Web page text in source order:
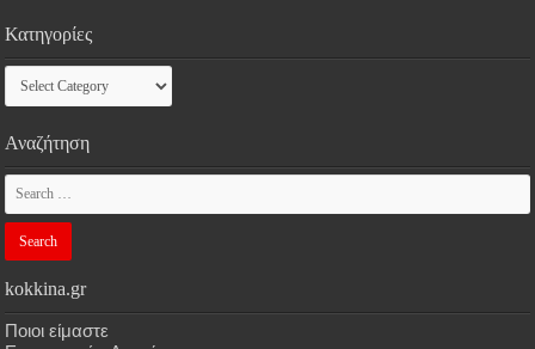
Κατηγορίες
Κατηγορίες
Αναζήτηση
kokkina.gr
Ποιοι είμαστε